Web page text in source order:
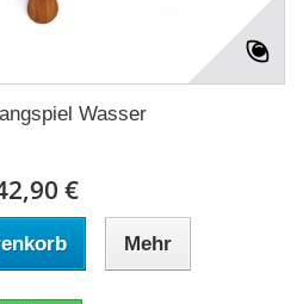
Wasser
€
Mehr